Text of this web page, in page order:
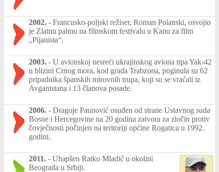
2002. - Francusko-poljski režiser, Roman Polanski, osvojio
je Zlatnu palmu na filmskom festivalu u Kanu za film
„Pijanista“.
2003. - U avionskoj nesreći ukrajinskog aviona tipa Yak-42
u blizini Crnog mora, kod grada Trabzona, poginula su 62
pripadnika španskih mirovnih trupa, koji su se vraćali iz
Avganistana i 13 članova posade.
2006. - Dragoje Paunović osuđen od strane Ustavnog suda
Bosne i Hercegovine na 20 godina zatvora za zločin protiv
čovječnosti počinjen na teritoriji općine Rogatica u 1992.
godini.
2011. - Uhapšen Ratko Mladić u okolini
Beograda u Srbiji.